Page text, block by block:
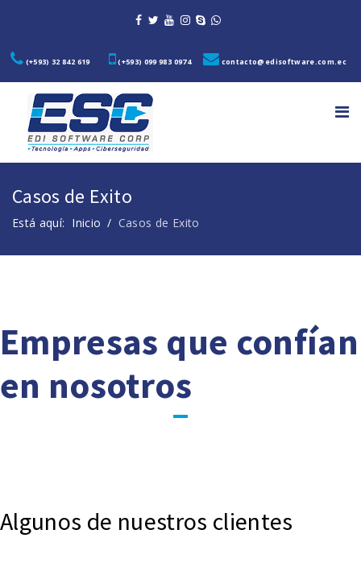
(+593) 32 842 619 (+593) 099 983 0974 contacto@edisoftware.com.ec
Casos de Exito
Está aquí: Inicio Casos de Exito
Empresas que confían
en nosotros
Algunos de nuestros clientes